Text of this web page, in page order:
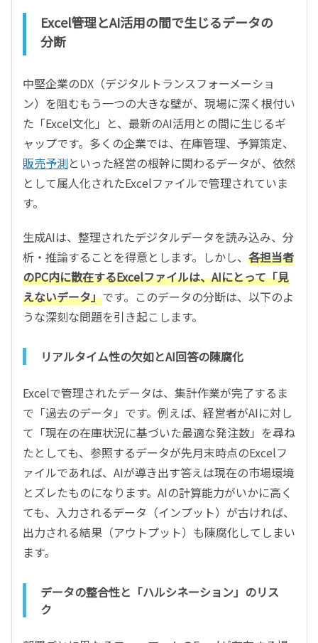
Excel管理とAI活用の間で生じるデータの
分断
中堅企業のDX（デジタルトランスフォーメーショ
ン）を阻むもう一つの大きな壁が、現場に深く根付い
た「Excel文化」と、最新のAI活用との間に生じるギ
ャップです。多くの企業では、在庫管理、予算策定、
販売予測といった経営の根幹に関わるデータが、依然
として属人化されたExcelファイルで管理されていま
す。
生成AIは、整理されたデジタルデータを読み込み、分
析・推論することを得意とします。しかし、 各担当者
のPC内に散在するExcelファイルは、AIにとって「見
えないデータ」です。このデータの分断は、以下のよ
うな深刻な問題を引き起こします。
リアルタイム性の欠如とAI回答の陳腐化
Excelで管理されたデータは、集計作業が完了するま
で「過去のデータ」です。例えば、経営者がAIに対し
て「現在の在庫状況に基づいた最適な発注数」を尋ね
たとしても、参照するデータが先月末時点のExcelフ
ァイルであれば、AIが導き出す答えは現在の市場環境
とズレたものになります。AIの計算能力がいかに高く
ても、入力されるデータ（インプット）が古ければ、
出力される結果（アウトプット）も陳腐化してしまい
ます。
データの整合性と「ハルシネーション」のリス
ク